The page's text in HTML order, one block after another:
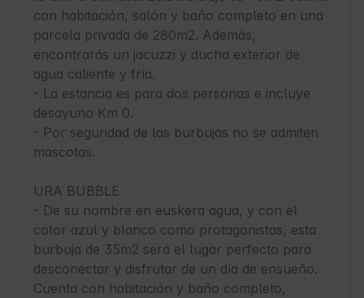
con habitación, salón y baño completo en una
parcela privada de 280m2. Además,
encontrarás un jacuzzi y ducha exterior de
agua caliente y fría.
- La estancia es para dos personas e incluye
desayuno Km 0.
- Por seguridad de las burbujas no se admiten
mascotas.
URA BUBBLE
- De su nombre en euskera agua, y con el
color azul y blanco como protagonistas, esta
burbuja de 35m2 será el lugar perfecto para
desconectar y disfrutar de un día de ensueño.
Cuenta con habitación y baño completo,